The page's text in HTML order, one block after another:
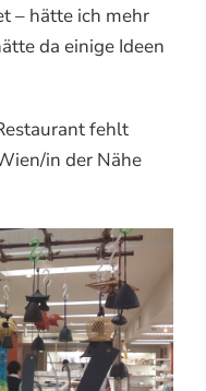
– hätte ich mehr
da einige Ideen
fehlt
in der Nähe